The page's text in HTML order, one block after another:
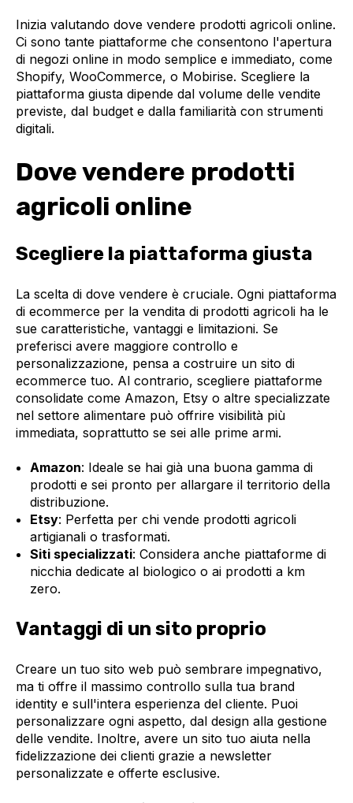
Inizia valutando dove vendere prodotti agricoli online.
Ci sono tante piattaforme che consentono l'apertura
di negozi online in modo semplice e immediato, come
Shopify, WooCommerce, o Mobirise. Scegliere la
piattaforma giusta dipende dal volume delle vendite
previste, dal budget e dalla familiarità con strumenti
digitali.
Dove vendere prodotti
agricoli online
Scegliere la piattaforma giusta
La scelta di dove vendere è cruciale. Ogni piattaforma
di ecommerce per la vendita di prodotti agricoli ha le
sue caratteristiche, vantaggi e limitazioni. Se
preferisci avere maggiore controllo e
personalizzazione, pensa a costruire un sito di
ecommerce tuo. Al contrario, scegliere piattaforme
consolidate come Amazon, Etsy o altre specializzate
nel settore alimentare può offrire visibilità più
immediata, soprattutto se sei alle prime armi.
Amazon: Ideale se hai già una buona gamma di
prodotti e sei pronto per allargare il territorio della
distribuzione.
Etsy: Perfetta per chi vende prodotti agricoli
artigianali o trasformati.
Siti specializzati: Considera anche piattaforme di
nicchia dedicate al biologico o ai prodotti a km
zero.
Vantaggi di un sito proprio
Creare un tuo sito web può sembrare impegnativo,
ma ti offre il massimo controllo sulla tua brand
identity e sull'intera esperienza del cliente. Puoi
personalizzare ogni aspetto, dal design alla gestione
delle vendite. Inoltre, avere un sito tuo aiuta nella
fidelizzazione dei clienti grazie a newsletter
personalizzate e offerte esclusive.